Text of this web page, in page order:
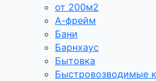
от 200м2
А-фрейм
Бани
Барнхаус
Бытовка
Быстровозводимые